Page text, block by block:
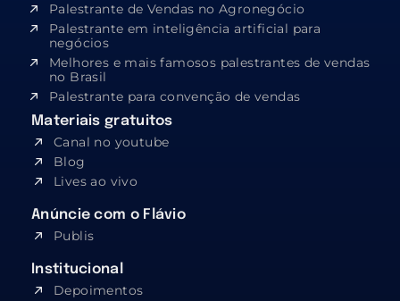
Palestrante de Vendas no Agronegócio
Palestrante em inteligência artificial para
negócios
Melhores e mais famosos palestrantes de vendas
no Brasil
Palestrante para convenção de vendas
Materiais gratuitos
Canal no youtube
Blog
Lives ao vivo
Anúncie com o Flávio
Publis
Institucional
Depoimentos